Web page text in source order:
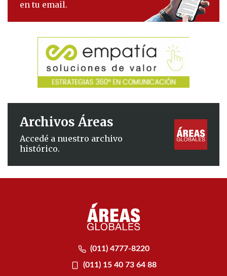
en tu email.
Archivos Áreas
Accedé a nuestro archivo
histórico.
(011) 4777-8220
(011) 15 40 73 64 88